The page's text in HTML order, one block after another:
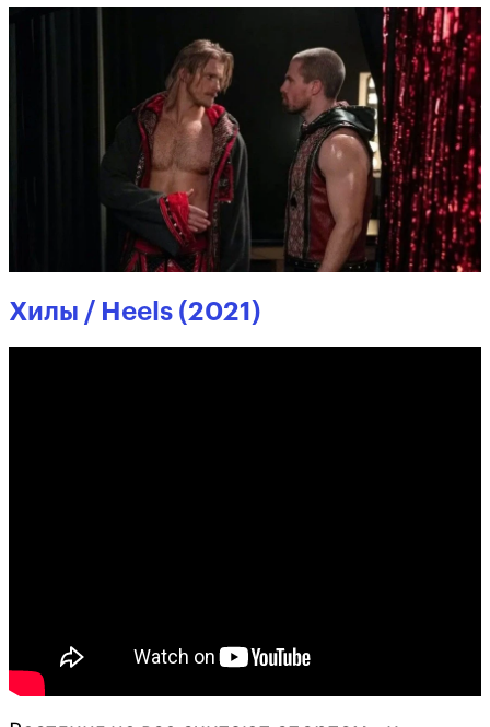
Хилы / Heels (2021)